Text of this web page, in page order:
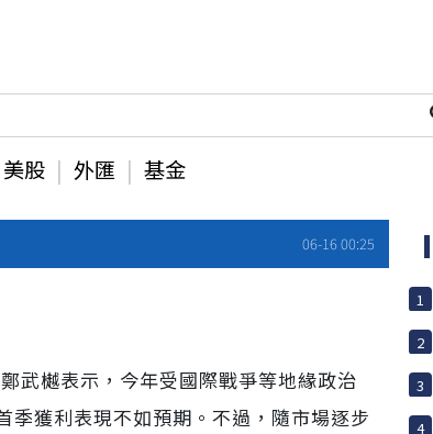
美股 外匯 基金
06-16 00:25
武樾表示，今年受國際戰爭等地緣政治
季獲利表現不如預期。不過，隨市場逐步